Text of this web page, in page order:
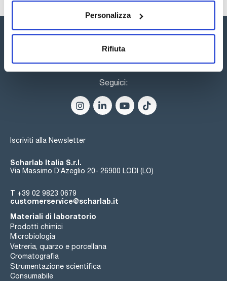
Personalizza
Rifiuta
Seguici:
Iscriviti alla Newsletter
Scharlab Italia S.r.l.
Via Massimo D’Azeglio 20- 26900 LODI (LO)
T +39 02 9823 0679
customerservice@scharlab.it
Materiali di laboratorio
Prodotti chimici
Microbiologia
Vetreria, quarzo e porcellana
Cromatografia
Strumentazione scientifica
Consumabile